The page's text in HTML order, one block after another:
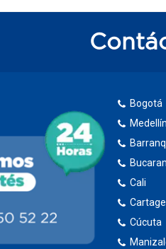
Bogotá
Medellín
Cali
Cúcuta